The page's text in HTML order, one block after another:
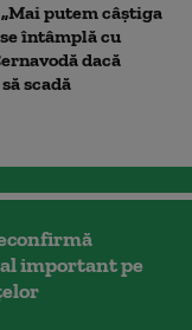
putem câștiga
întâmplă cu
dacă
scadă
important pe